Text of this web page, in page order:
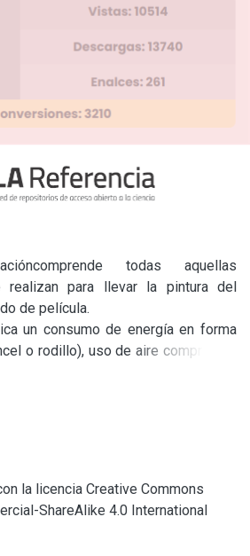
todas aquellas
realizan para llevar la pintura del
de película.
un consumo de energía en forma
o rodillo), uso de aire comprimido
o funcionamiento de una bomba
el comportamiento de las
de aplicación ya que esta
la consistencia del material, de su
de secado, etc. Estas
cual de los métodos se debe utilizar
acabado de la superficie a
la licencia Creative Commons
ShareAlike 4.0 International